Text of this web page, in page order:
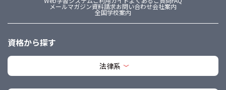
メールマガジン資料請求お問い合わせ会社案内
全国学校案内
資格から探す
法律系